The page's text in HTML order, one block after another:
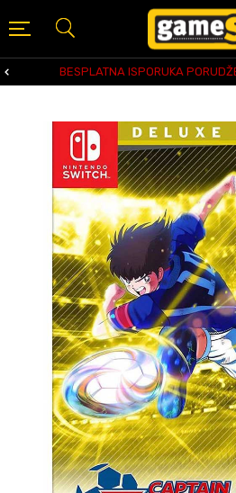
BESPLATNA ISPORUKA